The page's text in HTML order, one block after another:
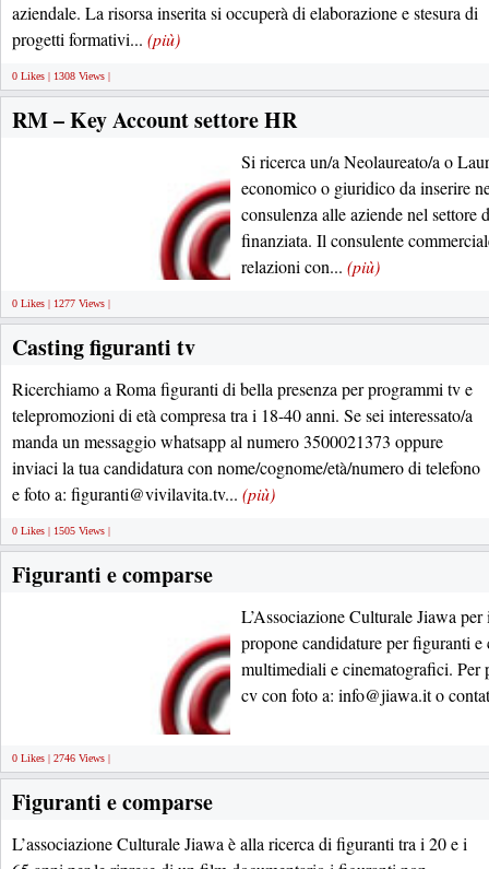
aziendale. La risorsa inserita si occuperà di elaborazione e stesura di
progetti formativi... (più)
0 Likes | 1308 Views |
RM – Key Account settore HR
Si ricerca un/a Neolaureato/a o
economico o giuridico da inserire
consulenza alle aziende nel settore
finanziata. Il consulente
relazioni con... (più)
0 Likes | 1277 Views |
Casting figuranti tv
Ricerchiamo a Roma figuranti di bella presenza per programmi tv e
telepromozioni di età compresa tra i 18-40 anni. Se sei interessato/a
manda un messaggio whatsapp al numero 3500021373 oppure
inviaci la tua candidatura con nome/cognome/età/numero di telefono
e foto a: figuranti@vivilavita.tv... (più)
0 Likes | 1505 Views |
Figuranti e comparse
L’Associazione Culturale Jiawa
propone candidature per figuranti
multimediali e cinematografici. Per
cv con foto a: info@jiawa.it o
0 Likes | 2746 Views |
Figuranti e comparse
L’associazione Culturale Jiawa è alla ricerca di figuranti tra i 20 e i